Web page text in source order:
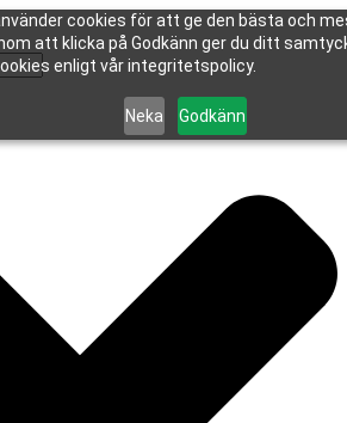
cookies för att ge den bästa och
att klicka på Godkänn ger du ditt
enligt vår integritetspolicy.
Neka Godkänn